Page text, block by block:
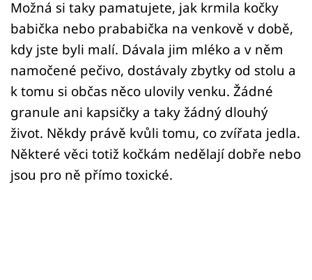
Možná si taky pamatujete, jak krmila kočky
babička nebo prababička na venkově v době,
kdy jste byli malí. Dávala jim mléko a v něm
namočené pečivo, dostávaly zbytky od stolu a
k tomu si občas něco ulovily venku. Žádné
granule ani kapsičky a taky žádný dlouhý
život. Někdy právě kvůli tomu, co zvířata jedla.
Některé věci totiž kočkám nedělají dobře nebo
jsou pro ně přímo toxické.